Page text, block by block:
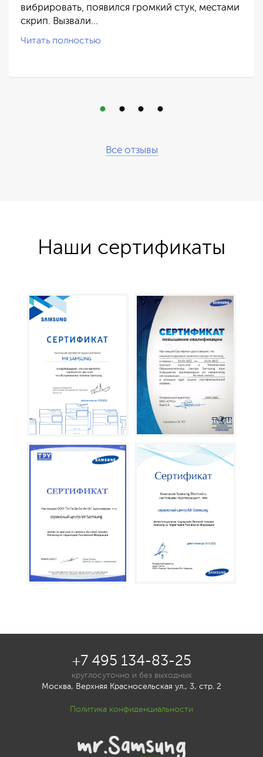
вибрировать, появился громкий стук, местами
скрип. Вызвали…
Читать полностью
Все отзывы
Наши сертификаты
+7 495 134-83-25
круглосуточно и без выходных
Москва, Верхняя Красносельская ул., 3, стр. 2
Политика конфиденциальности